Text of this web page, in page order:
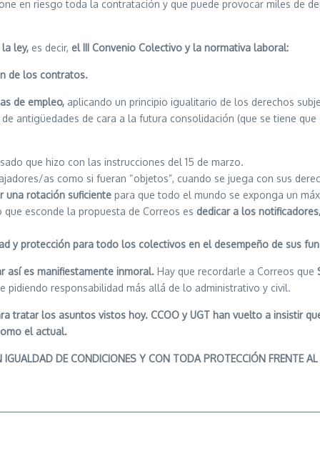
en riesgo toda la contratación y que puede provocar miles de
ley, es decir, el III Convenio Colectivo y la normativa laboral:
de los contratos.
de empleo, aplicando un principio igualitario de los derechos
antigüedades de cara a la futura consolidación (que se tiene
que hizo con las instrucciones del 15 de marzo.
as como si fueran “objetos”, cuando se juega con sus
una rotación suficiente para que todo el mundo se exponga un
que esconde la propuesta de Correos es dedicar a los
y protección para todo los colectivos en el desempeño de sus
así es manifiestamente inmoral. Hay que recordarle a Correos que
pidiendo responsabilidad más allá de lo administrativo y civil.
tratar los asuntos vistos hoy. CCOO y UGT han vuelto a insistir
el actual.
DE CONDICIONES Y CON TODA PROTECCIÓN FRENTE